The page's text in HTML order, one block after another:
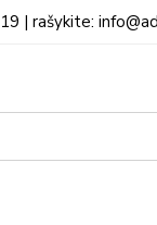
| rašykite: